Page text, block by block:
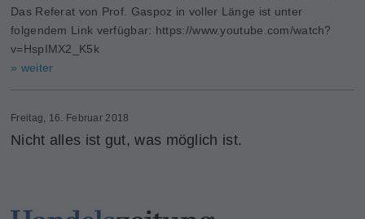
Das Referat von Prof. Gaspoz in voller Länge ist unter
folgendem Link verfügbar: https://www.youtube.com/watch?
v=HspIMX2_K5k
» weiter
Freitag, 16. Februar 2018
Nicht alles ist gut, was möglich ist.